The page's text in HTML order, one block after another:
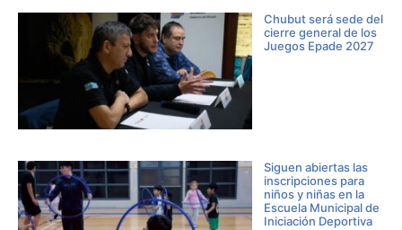
Chubut será sede del
cierre general de los
Juegos Epade 2027
Siguen abiertas las
inscripciones para
niños y niñas en la
Escuela Municipal de
Iniciación Deportiva